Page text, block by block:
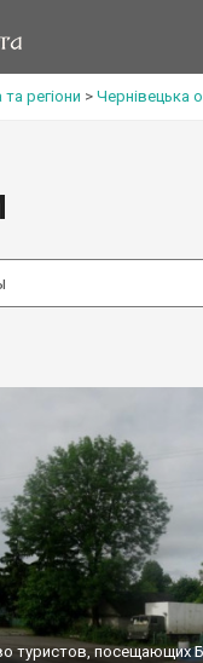
та регіони > Чернівецька
туристов, посещающих